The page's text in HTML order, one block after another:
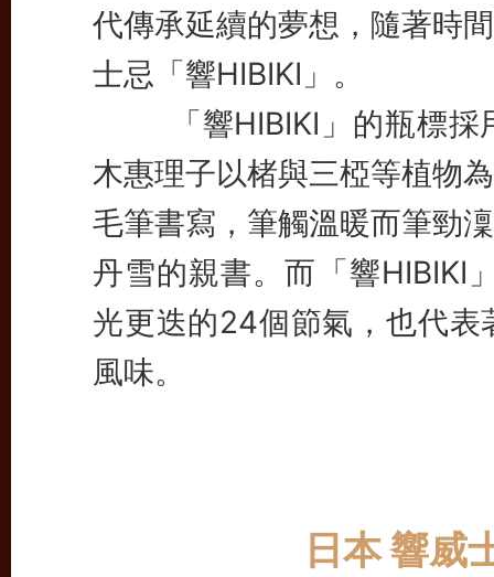
代傳承延續的夢想，隨著時
士忌「響HIBIKI」。
「響HIBIKI」的瓶標採
木惠理子以楮與三椏等植物
毛筆書寫，筆觸溫暖而筆勁
丹雪的親書。而「響HIBIKI
光更迭的24個節氣，也代
風味。
日本 響威